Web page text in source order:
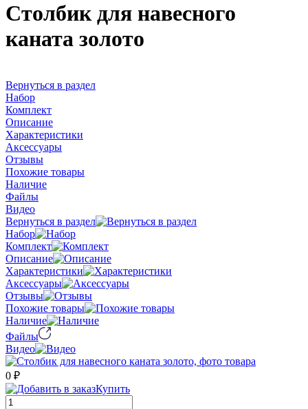
Столбик для навесного
каната золото
Вернуться в раздел
Набор
Комплект
Описание
Характеристики
Аксессуары
Отзывы
Похожие товары
Наличие
Файлы
Видео
Вернуться в раздел
Набор
Комплект
Описание
Характеристики
Аксессуары
Отзывы
Похожие товары
Наличие
Файлы
Видео
0 ₽
Купить